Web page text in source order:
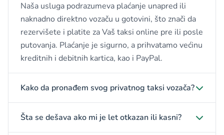
Naša usluga podrazumeva plaćanje unapred ili
naknadno direktno vozaču u gotovini, što znači da
rezervišete i platite za Vaš taksi online pre ili posle
putovanja. Plaćanje je sigurno, a prihvatamo većinu
kreditnih i debitnih kartica, kao i PayPal.
Kako da pronađem svog privatnog taksi vozača?
Šta se dešava ako mi je let otkazan ili kasni?